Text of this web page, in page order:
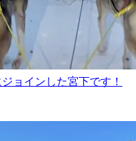
ョインした宮下です！